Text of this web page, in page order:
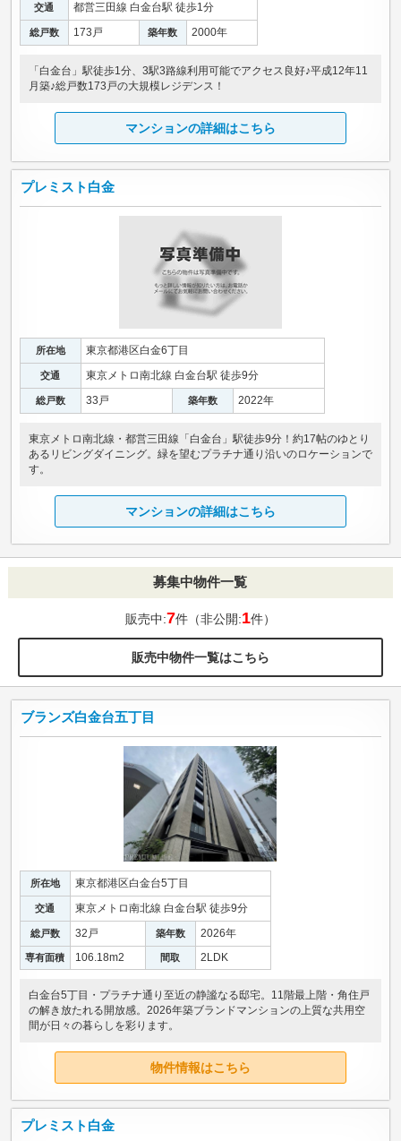
交通 都営三田線 白金台駅 徒歩1分
総戸数 173戸 築年数 2000年
「白金台」駅徒歩1分、3駅3路線利用可能でアクセス良好♪平成12年11
月築♪総戸数173戸の大規模レジデンス！
マンションの詳細はこちら
プレミスト白金
所在地 東京都港区白金6丁目
交通 東京メトロ南北線 白金台駅 徒歩9分
総戸数 33戸 築年数 2022年
東京メトロ南北線・都営三田線「白金台」駅徒歩9分！約17帖のゆとり
あるリビングダイニング。緑を望むプラチナ通り沿いのロケーションで
す。
マンションの詳細はこちら
募集中物件一覧
販売中:7件（非公開:1件）
販売中物件一覧はこちら
ブランズ白金台五丁目
所在地 東京都港区白金台5丁目
交通 東京メトロ南北線 白金台駅 徒歩9分
総戸数 32戸 築年数 2026年
専有面積 106.18m2 間取 2LDK
白金台5丁目・プラチナ通り至近の静謐なる邸宅。11階最上階・角住戸
の解き放たれる開放感。2026年築ブランドマンションの上質な共用空
間が日々の暮らしを彩ります。
物件情報はこちら
プレミスト白金